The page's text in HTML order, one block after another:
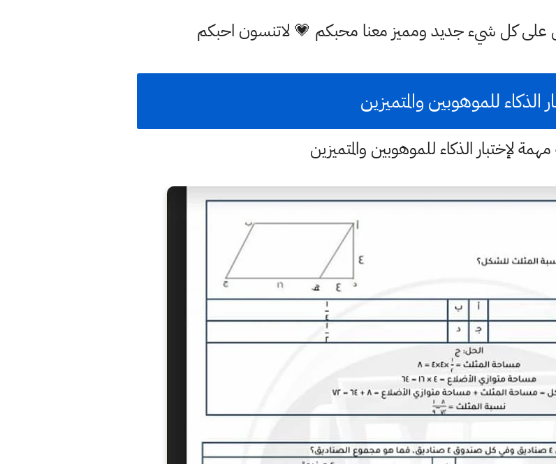
على كل شيء جديد ومميز معنا محبكم 💗 لاتنسون احبكم
الذكاء للموهوبين والمتميزين
لإختبار الذكاء للموهوبين والمتميزين